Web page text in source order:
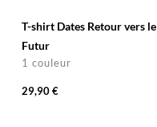
T-shirt Dates Retour vers le
Futur
1 couleur
29,90 €